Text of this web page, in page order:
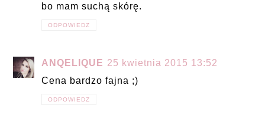
bo mam suchą skórę.
ODPOWIEDZ
ANQELIQUE 25 kwietnia 2015 13:52
Cena bardzo fajna ;)
ODPOWIEDZ